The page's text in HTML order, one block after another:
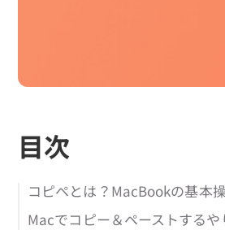
目次
コピペとは？MacBookの基本
Macでコピー＆ペーストする